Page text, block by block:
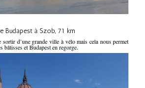
Budapest à Szob, 71 km
d’une grande ville à vélo mais cela nous permet
bâtisses et Budapest en regorge.